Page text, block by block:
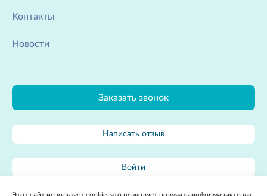
Контакты
Новости
Заказать звонок
Написать отзыв
Войти